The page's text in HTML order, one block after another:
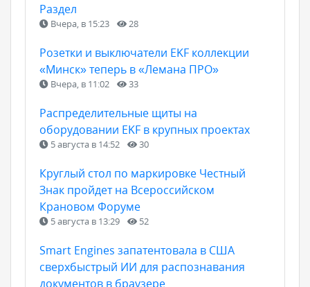
Раздел
Вчера, в 15:23 28
Розетки и выключатели EKF коллекции
«Минск» теперь в «Лемана ПРО»
Вчера, в 11:02 33
Распределительные щиты на
оборудовании EKF в крупных проектах
5 августа в 14:52 30
Круглый стол по маркировке Честный
Знак пройдет на Всероссийском
Крановом Форуме
5 августа в 13:29 52
Smart Engines запатентовала в США
сверхбыстрый ИИ для распознавания
документов в браузере